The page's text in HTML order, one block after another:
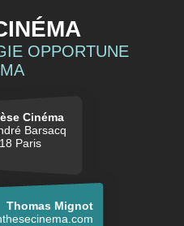
OPPORTUNE
Cinéma
Barsacq
Paris
Thomas Mignot